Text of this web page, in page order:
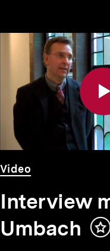
Video
Dauer
6
Min.
Video
Interview
Umbach